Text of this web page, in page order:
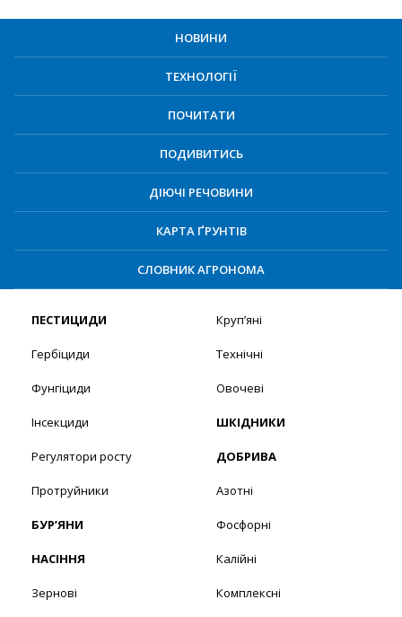
НОВИНИ
ТЕХНОЛОГІЇ
ПОЧИТАТИ
ПОДИВИТИСЬ
ДІЮЧІ РЕЧОВИНИ
КАРТА ҐРУНТІВ
СЛОВНИК АГРОНОМА
ПЕСТИЦИДИ
Гербіциди
Фунгіциди
Інсекциди
Регулятори росту
Протруйники
БУР’ЯНИ
НАСІННЯ
Зернові
Круп’яні
Технічні
Овочеві
ШКІДНИКИ
ДОБРИВА
Азотні
Фосфорні
Калійні
Комплексні